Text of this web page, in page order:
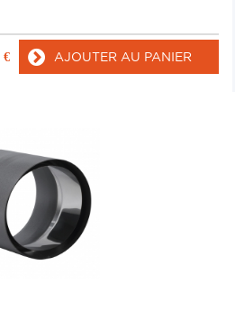
€ AJOUTER AU PANIER